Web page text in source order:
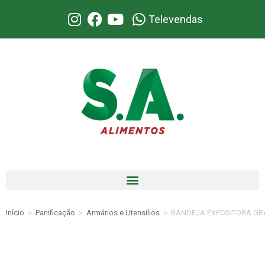
Televendas
Início > Panificação > Armários e Utensílios > BANDEJA EXPOSITORA